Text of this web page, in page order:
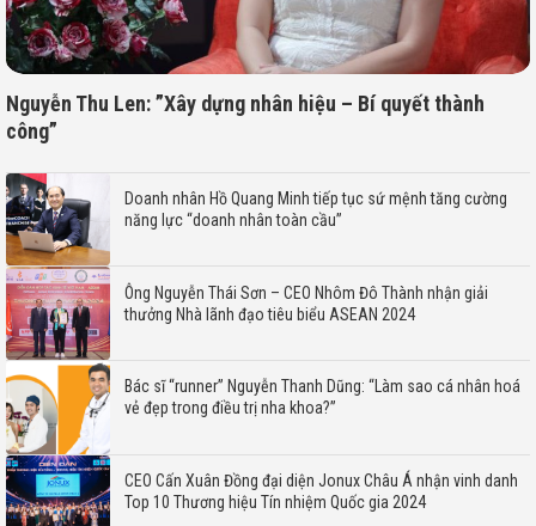
Nguyễn Thu Len: ”Xây dựng nhân hiệu – Bí quyết thành
công”
Doanh nhân Hồ Quang Minh tiếp tục sứ mệnh tăng cường
năng lực “doanh nhân toàn cầu”
Ông Nguyễn Thái Sơn – CEO Nhôm Đô Thành nhận giải
thưởng Nhà lãnh đạo tiêu biểu ASEAN 2024
Bác sĩ “runner” Nguyễn Thanh Dũng: “Làm sao cá nhân hoá
vẻ đẹp trong điều trị nha khoa?”
CEO Cấn Xuân Đồng đại diện Jonux Châu Á nhận vinh danh
Top 10 Thương hiệu Tín nhiệm Quốc gia 2024